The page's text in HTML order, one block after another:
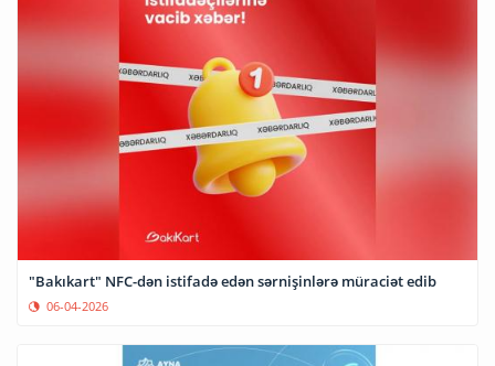
"Bakıkart" NFC-dən istifadə edən sərnişinlərə müraciət edib
06-04-2026